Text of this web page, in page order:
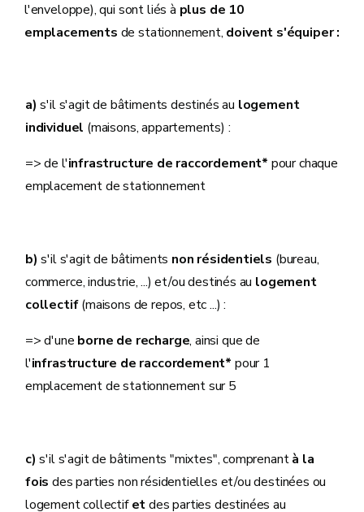
l'enveloppe), qui sont liés à plus de 10
emplacements de stationnement, doivent s'équiper :
a) s'il s'agit de bâtiments destinés au logement
individuel (maisons, appartements) :
=> de l'infrastructure de raccordement* pour chaque
emplacement de stationnement
b) s'il s'agit de bâtiments non résidentiels (bureau,
commerce, industrie, ...) et/ou destinés au logement
collectif(maisons de repos, etc ...) :
=> d'une borne de recharge, ainsi que de
l'infrastructure de raccordement* pour 1
emplacement de stationnement sur 5
c) s'il s'agit de bâtiments "mixtes", comprenantà la
fois des parties non résidentielles et/ou destinées ou
logement collectifetdes parties destinées au